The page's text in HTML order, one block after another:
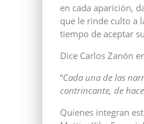
en cada aparición,
que le rinde culto a
tiempo de aceptar
Dice Carlos Zanón
“Cada una de las
contrincante, de
Quienes integran